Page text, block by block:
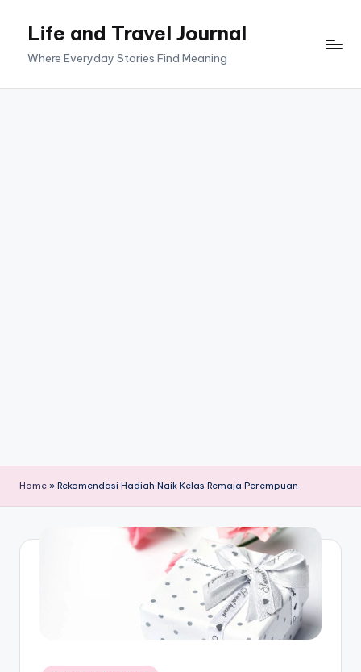
Life and Travel Journal
Where Everyday Stories Find Meaning
Home » Rekomendasi Hadiah Naik Kelas Remaja Perempuan